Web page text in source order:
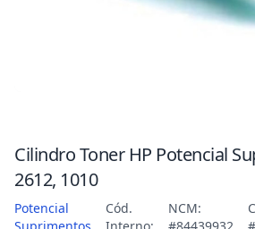
Cilindro Toner HP Potencial
2612, 1010
Potencial
Cód.
NCM: